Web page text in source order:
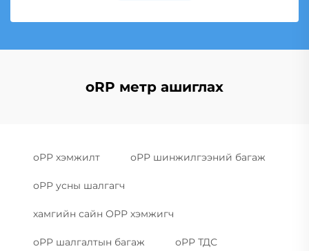
oRP метр ашиглах
оРР хэмжилт оРР шинжилгээний багаж
оРР усны шалгагч
хамгийн сайн ОРР хэмжигч
оРР шалгалтын багаж оРР ТДС